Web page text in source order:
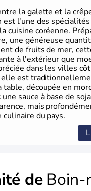
la galette et la
est l'une des
cuisine coréenne.
une généreuse
de fruits de mer,
à l'extérieur que
dans les villes
elle est
table, découpée en
sauce à base de
mais
culinaire du pays.
de Boin-